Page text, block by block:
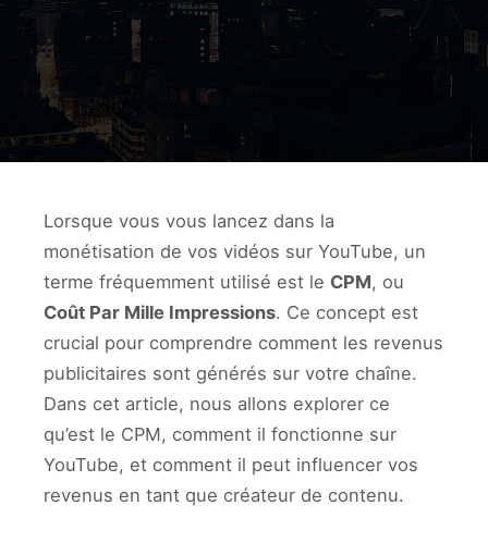
Lorsque vous vous lancez dans la
monétisation de vos vidéos sur YouTube, un
terme fréquemment utilisé est le CPM, ou
Coût Par Mille Impressions. Ce concept est
crucial pour comprendre comment les revenus
publicitaires sont générés sur votre chaîne.
Dans cet article, nous allons explorer ce
qu’est le CPM, comment il fonctionne sur
YouTube, et comment il peut influencer vos
revenus en tant que créateur de contenu.